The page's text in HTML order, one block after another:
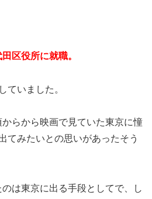
区役所に就職。
ていました。
らから映画で見ていた東京に憧
てみたいとの思いがあったそう
は東京に出る手段としてで、し